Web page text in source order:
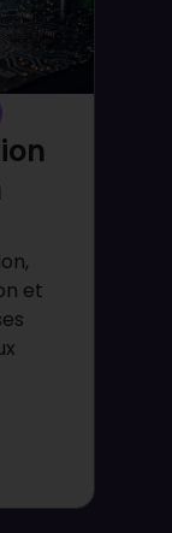
et